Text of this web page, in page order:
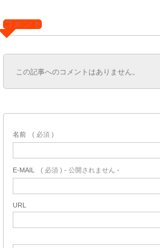
コメント
この記事へのコメントはありません。
名前 ( 必須 )
E-MAIL ( 必須 ) - 公開されません -
URL